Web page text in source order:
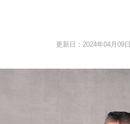
更新日：2024年04月09日